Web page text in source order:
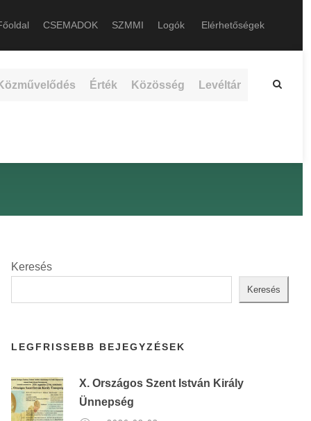
CSEMADOK SZMMI Logók Elérhetőségek
Érték Közösség Levéltár
Keresés
Keresés
LEGFRISSEBB BEJEGYZÉSEK
X. Országos Szent István Király
Ünnepség